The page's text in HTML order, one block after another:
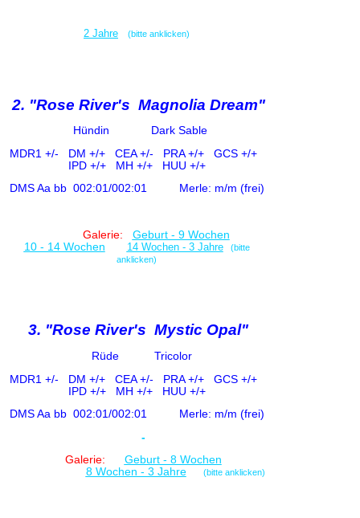
2 Jahre (bitte anklicken)
2. "Rose River's Magnolia Dream"
Hündin
Dark Sable
MDR1 +/-
DM +/+ CEA +/-
PRA +/+ GCS +/+
IPD +/+MH +/+ HUU +/+
DMS Aa bb002:01/002:01 Merle: m/m (frei)
Galerie: Geburt - 9 Wochen
10 - 14 Wochen
14 Wochen - 3 Jahre(bitte
anklicken)
3. "Rose River's Mystic Opal"
Rüde Tricolor
MDR1 +/- DM +/+ CEA +/-
PRA +/+ GCS +/+
IPD +/+MH +/+ HUU +/+
DMS Aa bb002:01/002:01
Merle: m/m (frei)
-
Galerie: Geburt - 8 Wochen
8 Wochen - 3 Jahre
(bitte anklicken)